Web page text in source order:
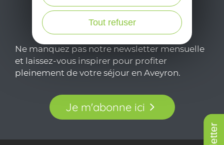
Ne manquez pas notre newsletter mensuelle
et laissez-vous inspirer pour profiter
pleinement de votre séjour en Aveyron.
Je m'abonne ici
Tout refuser